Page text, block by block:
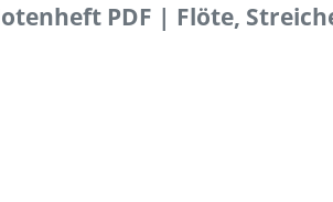
PDF | Flöte,